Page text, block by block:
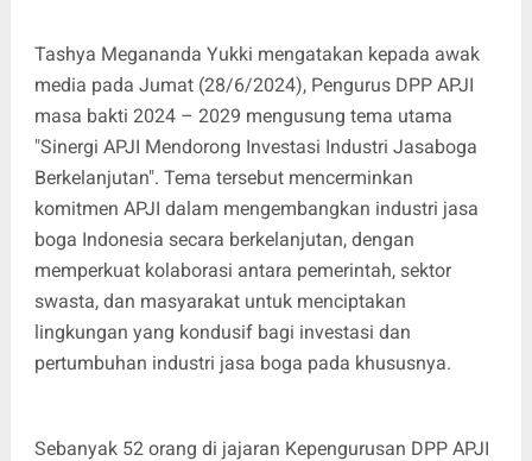
Tashya Megananda Yukki mengatakan kepada awak
media pada Jumat (28/6/2024), Pengurus DPP APJI
masa bakti 2024 – 2029 mengusung tema utama
"Sinergi APJI Mendorong Investasi Industri Jasaboga
Berkelanjutan". Tema tersebut mencerminkan
komitmen APJI dalam mengembangkan industri jasa
boga Indonesia secara berkelanjutan, dengan
memperkuat kolaborasi antara pemerintah, sektor
swasta, dan masyarakat untuk menciptakan
lingkungan yang kondusif bagi investasi dan
pertumbuhan industri jasa boga pada khususnya.
Sebanyak 52 orang di jajaran Kepengurusan DPP APJI